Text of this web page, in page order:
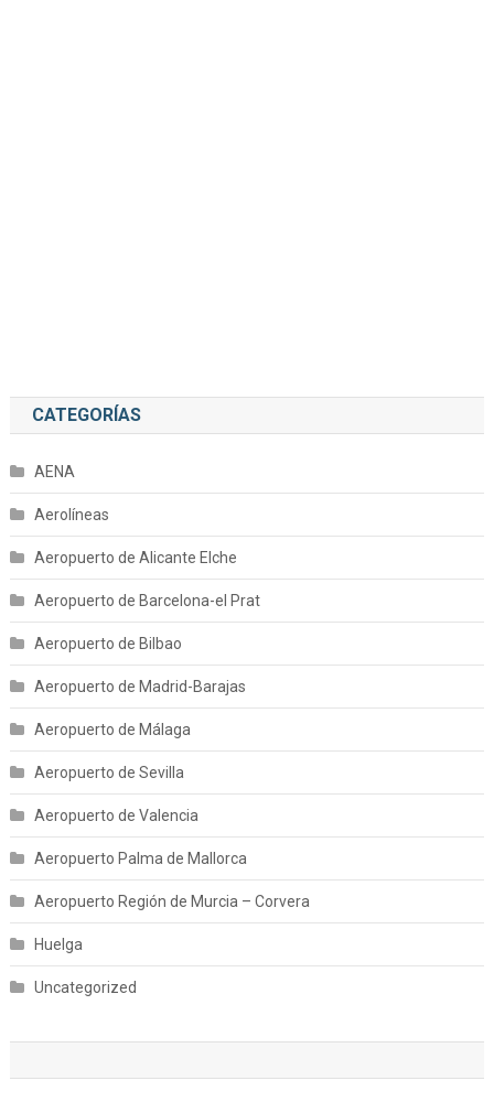
CATEGORÍAS
AENA
Aerolíneas
Aeropuerto de Alicante Elche
Aeropuerto de Barcelona-el Prat
Aeropuerto de Bilbao
Aeropuerto de Madrid-Barajas
Aeropuerto de Málaga
Aeropuerto de Sevilla
Aeropuerto de Valencia
Aeropuerto Palma de Mallorca
Aeropuerto Región de Murcia – Corvera
Huelga
Uncategorized